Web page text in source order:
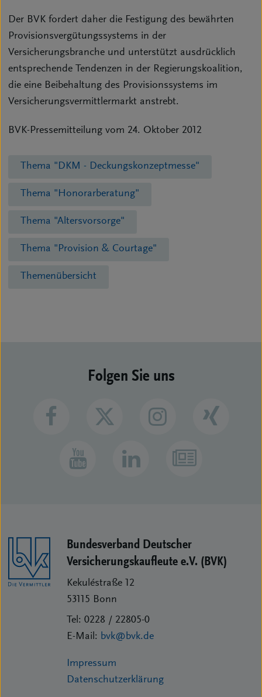
Der BVK fordert daher die Festigung des bewährten
Provisionsvergütungssystems in der
Versicherungsbranche und unterstützt ausdrücklich
entsprechende Tendenzen in der Regierungskoalition,
die eine Beibehaltung des Provisionssystems im
Versicherungsvermittlermarkt anstrebt.
BVK-Pressemitteilung vom 24. Oktober 2012
Thema "DKM - Deckungskonzeptmesse"
Thema "Honorarberatung"
Thema "Altersvorsorge"
Thema "Provision & Courtage"
Themenübersicht
Folgen Sie uns
Bundesverband Deutscher
Versicherungs­kaufleute e.V. (BVK)
Kekuléstraße 12
53115 Bonn
Tel: 0228 / 22805-0
E-Mail: bvk@bvk.de
Impressum
Datenschutzerklärung